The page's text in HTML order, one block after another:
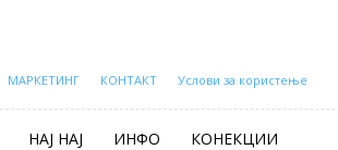
МАРКЕТИНГ КОНТАКТ Услови за користење
НАЈ НАЈ ИНФО КОНЕКЦИИ